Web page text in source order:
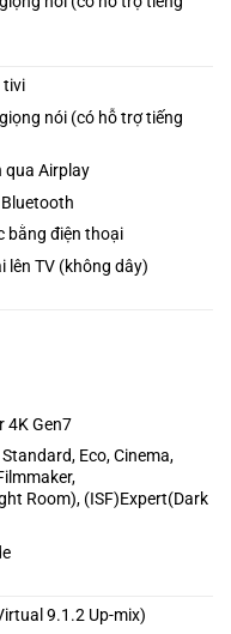
tivi
nói (có hỗ trợ tiếng
qua Airplay
bằng điện thoại
lên TV (không dây)
4K Gen7
Eco, Cinema,
Room), (ISF)Expert(Dark
9.1.2 Up-mix)